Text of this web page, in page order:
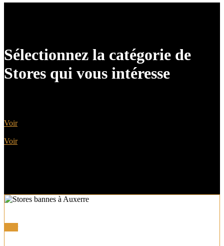
Sélectionnez la catégorie de
Stores qui vous intéresse
Voir
Voir